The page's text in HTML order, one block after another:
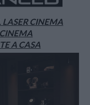
LASER CINEMA
CINEMA
A CASA